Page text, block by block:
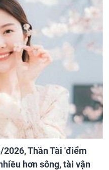
Thần Tài 'điểm
hơn sông, tài vận